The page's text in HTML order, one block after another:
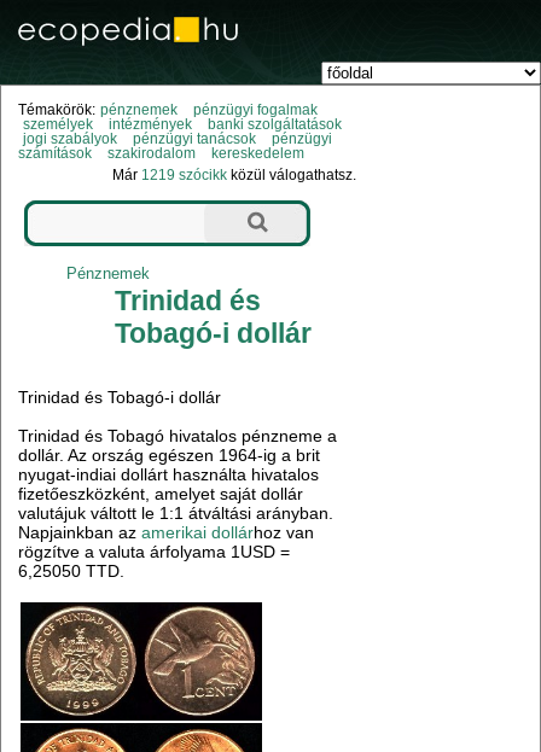
Témakörök: pénznemek
pénzügyi fogalmak
személyek
intézmények
banki szolgáltatások
jogi szabályok
pénzügyi tanácsok
pénzügyi
számítások
szakirodalom
kereskedelem
Már 1219 szócikk közül válogathatsz.
Pénznemek
Trinidad és
Tobagó-i dollár
Trinidad és Tobagó-i dollár
Trinidad és Tobagó hivatalos pénzneme a
dollár. Az ország egészen 1964-ig a brit
nyugat-indiai dollárt használta hivatalos
fizetőeszközként, amelyet saját dollár
valutájuk váltott le 1:1 átváltási arányban.
Napjainkban azamerikai dollárhoz van
rögzítve a valuta árfolyama 1USD =
6,25050 TTD.